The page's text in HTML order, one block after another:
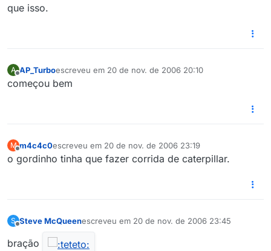
que isso.
A AP_Turboescreveu em 20 de nov. de 2006 20:10
última edição por
começou bem
M
Offline
m4c4c0escreveu em 20 de nov. de 2006 23:19
última edição por
o gordinho tinha que fazer corrida de caterpillar.
S Steve McQueenescreveu em 20 de nov. de 2006 23:45
última edição por
bração